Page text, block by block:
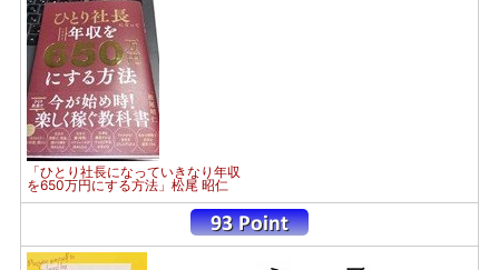
「ひとり社長になっていきなり年収
を650万円にする方法」松尾 昭仁